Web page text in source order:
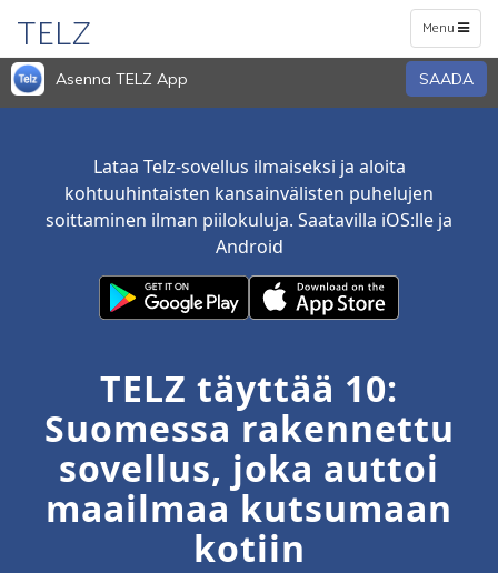
Toggle
navigation
Menu
TELZ
Asenna TELZ App SAADA
Lataa Telz-sovellus ilmaiseksi ja aloita
kohtuuhintaisten kansainvälisten puhelujen
soittaminen ilman piilokuluja. Saatavilla iOS:lle ja
Android
TELZ täyttää 10:
Suomessa rakennettu
sovellus, joka auttoi
maailmaa kutsumaan
kotiin